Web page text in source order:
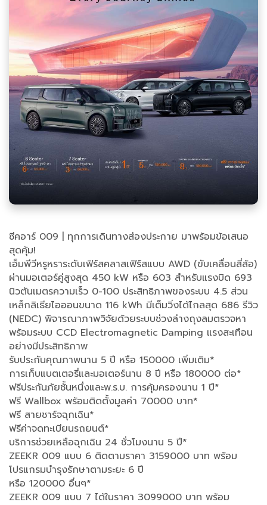
ซีคอาร์ 009 | ทุกการเดินทางส่องประกาย มาพร้อมข้อเสนอ
สุดคุ้ม!
เอ็มพีวีหรูหราระดับเฟิร์สคลาสเฟิร์สแบบ AWD (ขับเคลื่อนสี่ล้อ)
ผ่านมอเตอร์คู่สูงสุด 450 kW หรือ 603 สำหรับแรงบิด 693
นิวตันเมตรความเร็ว 0-100 ประสิทธิภาพของระบบ 4.5 ส่วน
เหล็กลิเธียไอออนขนาด 116 kWh มีเต็มวิ่งได้ไกลสุด 686 รีวิว
(NEDC) พิจารณาภาพวิจัยด้วยระบบช่วงล่างถุงลมตรวจหา
พร้อมระบบ CCD Electromagnetic Damping แรงสะเทือน
อย่างมีประสิทธิภาพ
รับประกันคุณภาพนาน 5 ปี หรือ 150000 เพิ่มเติม*
การเก็บแบตเตอรี่และมอเตอร์นาน 8 ปี หรือ 180000 ต่อ*
ฟรีประกันภัยชั้นหนึ่งและพ.ร.บ. การคุ้มครองนาน 1 ปี*
ฟรี Wallbox พร้อมติดตั้งมูลค่า 70000 บาท*
ฟรี สายชาร์จฉุกเฉิน*
ฟรีค่าจดทะเบียนรถยนต์*
บริการช่วยเหลือฉุกเฉิน 24 ชั่วโมงนาน 5 ปี*
ZEEKR 009 แบบ 6 ติดตามราคา 3159000 บาท พร้อม
โปรแกรมบำรุงรักษาตามระยะ 6 ปี
หรือ 120000 อื่นๆ*
ZEEKR 009 แบบ 7 ได้ในราคา 3099000 บาท พร้อม